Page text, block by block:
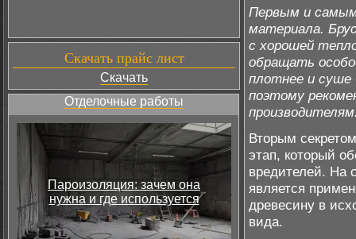
Скачать прайс лист
Скачать
Отделочные работы
Пароизоляция: зачем она
нужна и где используется
Первым и
материала.
с хорошей
обращать
плотнее и суше
поэтому
Вторым
этап, который
вредителей. На
является
древесину в
вида.